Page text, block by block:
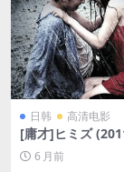
日韩 高清电影
[庸才]ヒミズ
+夸克网盘1080P
资源][网盘在线播
6 月前